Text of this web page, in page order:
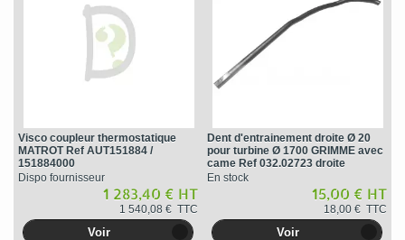
Visco coupleur thermostatique
MATROT Ref AUT151884 /
151884000
Dispo fournisseur
1 283,40 € HT
1 540,08 € TTC
Voir
Dent d'entrainement droite Ø 20
pour turbine Ø 1700 GRIMME avec
came Ref 032.02723 droite
En stock
15,00 € HT
18,00 € TTC
Voir